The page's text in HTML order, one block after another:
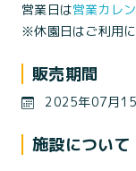
営業日は営業カレ
※休園日はご利用に
販売期間
2025年07月
施設について